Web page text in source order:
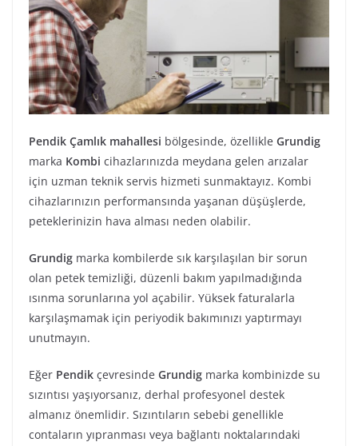
Pendik Çamlık mahallesi bölgesinde, özellikle Grundig
marka Kombi cihazlarınızda meydana gelen arızalar
için uzman teknik servis hizmeti sunmaktayız. Kombi
cihazlarınızın performansında yaşanan düşüşlerde,
peteklerinizin hava alması neden olabilir.
Grundig marka kombilerde sık karşılaşılan bir sorun
olan petek temizliği, düzenli bakım yapılmadığında
ısınma sorunlarına yol açabilir. Yüksek faturalarla
karşılaşmamak için periyodik bakımınızı yaptırmayı
unutmayın.
Eğer Pendik çevresinde Grundig marka kombinizde su
sızıntısı yaşıyorsanız, derhal profesyonel destek
almanız önemlidir. Sızıntıların sebebi genellikle
contaların yıpranması veya bağlantı noktalarındaki